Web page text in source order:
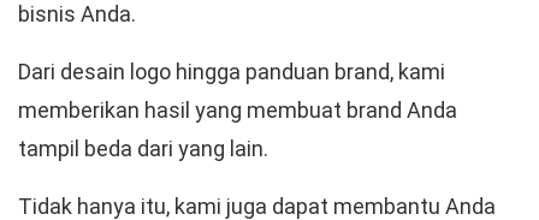
bisnis Anda.
Dari desain logo hingga panduan brand, kami
memberikan hasil yang membuat brand Anda
tampil beda dari yang lain.
Tidak hanya itu, kami juga dapat membantu Anda